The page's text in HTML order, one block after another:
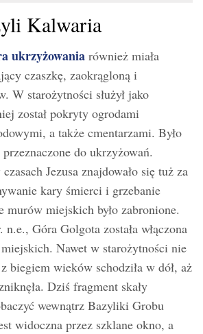
Kalwaria
ukrzyżowania również miała
czaszkę, zaokrągloną i
W starożytności służył jako
został pokryty ogrodami
a także cmentarzami. Było
do ukrzyżowań.
Jezusa znajdowało się tuż za
kary śmierci i grzebanie
murów miejskich było zabronione.
Góra Golgota została włączona
Nawet w starożytności nie
biegiem wieków schodziła w dół, aż
Dziś fragment skały
wewnątrz Bazyliki Grobu
widoczna przez szklane okno, a